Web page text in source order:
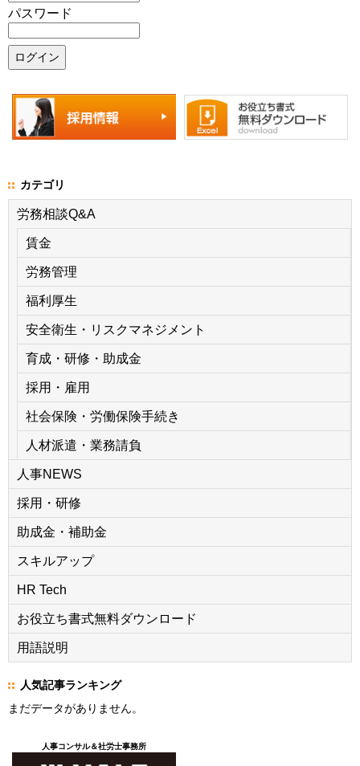
パスワード
カテゴリ
労務相談Q&A
賃金
労務管理
福利厚生
安全衛生・リスクマネジメント
育成・研修・助成金
採用・雇用
社会保険・労働保険手続き
人材派遣・業務請負
人事NEWS
採用・研修
助成金・補助金
スキルアップ
HR Tech
お役立ち書式無料ダウンロード
用語説明
人気記事ランキング
まだデータがありません。
人事コンサル＆社労士事務所